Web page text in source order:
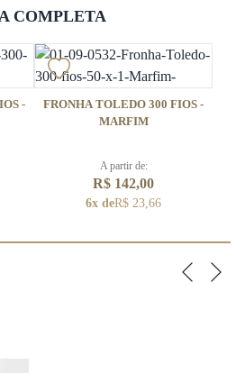
COMPLETA
-
FRONHA TOLEDO 300 FIOS -
MARFIM
A partir de:
R$ 142,00
6x deR$ 23,66